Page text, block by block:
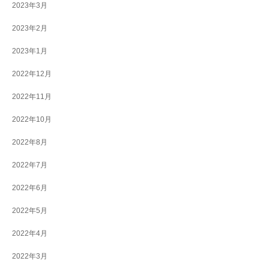
2023年3月
2023年2月
2023年1月
2022年12月
2022年11月
2022年10月
2022年8月
2022年7月
2022年6月
2022年5月
2022年4月
2022年3月